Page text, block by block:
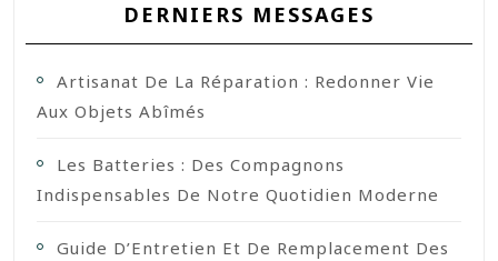
DERNIERS MESSAGES
Artisanat De La Réparation : Redonner Vie
Aux Objets Abîmés
Les Batteries : Des Compagnons
Indispensables De Notre Quotidien Moderne
Guide D’Entretien Et De Remplacement Des